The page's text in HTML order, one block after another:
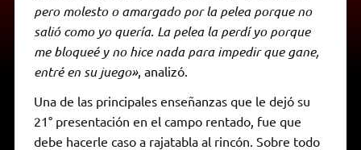
pero molesto o amargado por la pelea porque no
salió como yo quería. La pelea la perdí yo porque
me bloqueé y no hice nada para impedir que gane,
entré en su juego», analizó.
Una de las principales enseñanzas que le dejó su
21° presentación en el campo rentado, fue que
debe hacerle caso a rajatabla al rincón. Sobre todo